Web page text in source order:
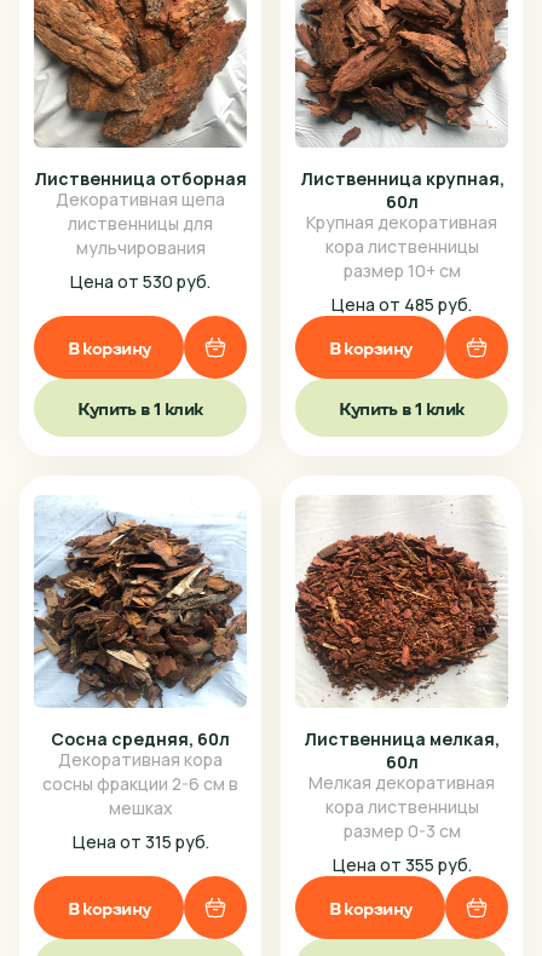
Лиственница отборная
Декоративная щепа
лиственницы для
мульчирования
Цена от 530 руб.
В корзину
Купить в 1 клик
Лиственница крупная,
60л
Крупная декоративная
кора лиственницы
размер 10+ см
Цена от 485 руб.
В корзину
Купить в 1 клик
Сосна средняя, 60л
Декоративная кора
сосны фракции 2-6 см в
мешках
Цена от 315 руб.
В корзину
Лиственница мелкая,
60л
Мелкая декоративная
кора лиственницы
размер 0-3 см
Цена от 355 руб.
В корзину